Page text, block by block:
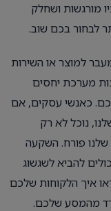
מורגשות ושחלק
לבחור בכם שוב.
למוצר או השירות
מערכת יחסים
כאנשי עסקים, אם
נוכל לא רק
פורח. השקעה
להביא לשגשוג
איך הלקוחות שלכם
מהמסע שלכם.